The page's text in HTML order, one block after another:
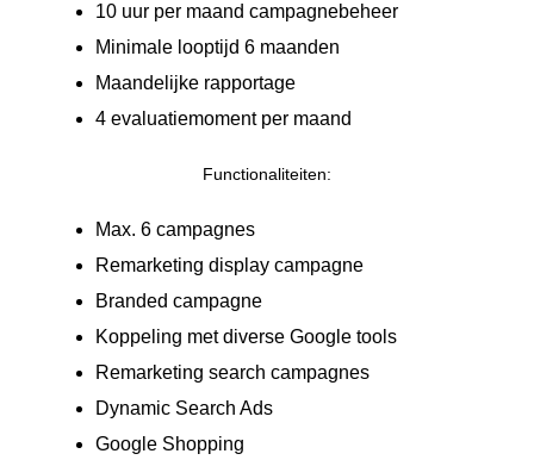
10 uur per maand campagnebeheer
Minimale looptijd 6 maanden
Maandelijke rapportage
4 evaluatiemoment per maand
Functionaliteiten:
Max. 6 campagnes
Remarketing display campagne
Branded campagne
Koppeling met diverse Google tools
Remarketing search campagnes
Dynamic Search Ads
Google Shopping